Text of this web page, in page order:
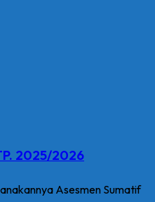
2025/2026
Asesmen Sumatif